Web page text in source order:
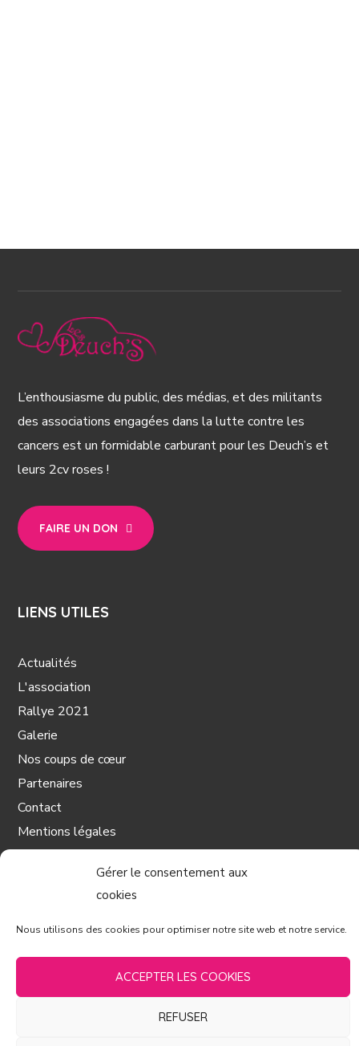
Gérer le consentement aux
cookies
Nous utilisons des cookies pour optimiser notre site web et notre service.
ACCEPTER LES COOKIES
REFUSER
L’enthousiasme du public, des médias, et des militants
des associations engagées dans la lutte contre les
cancers est un formidable carburant pour les Deuch’s et
leurs 2cv roses !
FAIRE UN DON
LIENS UTILES
Actualités
L'association
Rallye 2021
Galerie
Nos coups de cœur
Partenaires
Contact
Mentions légales
16 Rue de l'Obier
30900 Nîmes